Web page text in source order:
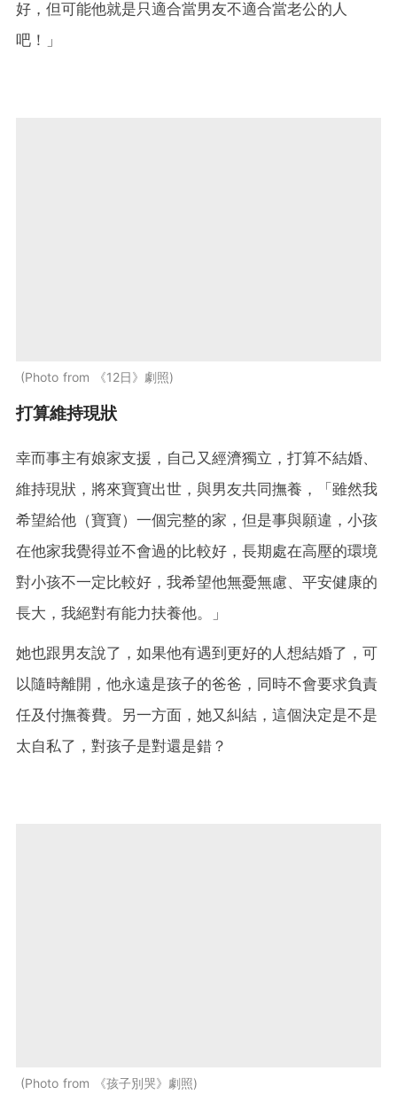
好，但可能他就是只適合當男友不適合當老公的人
吧！」
Photo from 《12日》劇照
打算維持現狀
幸而事主有娘家支援，自己又經濟獨立，打算不結婚、
維持現狀，將來寶寶出世，與男友共同撫養，「雖然我
希望給他（寶寶）一個完整的家，但是事與願違，小孩
在他家我覺得並不會過的比較好，長期處在高壓的環境
對小孩不一定比較好，我希望他無憂無慮、平安健康的
長大，我絕對有能力扶養他。」
她也跟男友說了，如果他有遇到更好的人想結婚了，可
以隨時離開，他永遠是孩子的爸爸，同時不會要求負責
任及付撫養費。另一方面，她又糾結，這個決定是不是
太自私了，對孩子是對還是錯？
Photo from 《孩子別哭》劇照